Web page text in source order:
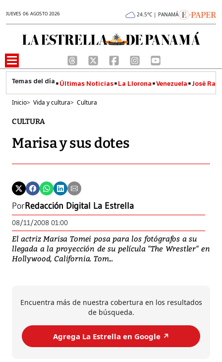
JUEVES 06 AGOSTO 2026 24.5°C | PANAMÁ
Últimas Noticias La Llorona Venezuela José
Inicio> Vida y cultura> Cultura
CULTURA
Marisa y sus dotes
PorRedacción Digital La Estrella
08/11/2008 01:00
El actriz Marisa Tomei posa para los fotógrafos a su
llegada a la proyección de su película "The Wrestler" en
Hollywood, California. Tom...
Encuentra más de nuestra cobertura en los resultados
de búsqueda.
Agrega La Estrella en Google ↗️